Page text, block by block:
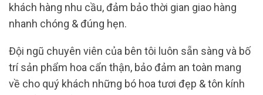
khách hàng nhu cầu, đảm bảo thời gian giao hàng
nhanh chóng & đúng hẹn.
Đội ngũ chuyên viên của bên tôi luôn sẵn sàng và bố
trí sản phẩm hoa cẩn thận, bảo đảm an toàn mang
về cho quý khách những bó hoa tươi đẹp & tôn kính